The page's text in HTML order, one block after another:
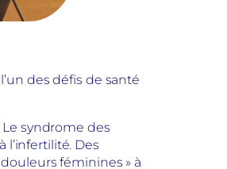
des défis de santé
syndrome des
Des
féminines » à